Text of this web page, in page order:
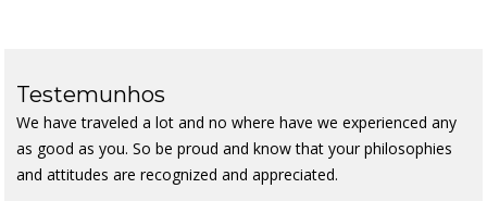
Testemunhos
We have traveled a lot and no where have we experienced any
as good as you. So be proud and know that your philosophies
and attitudes are recognized and appreciated.